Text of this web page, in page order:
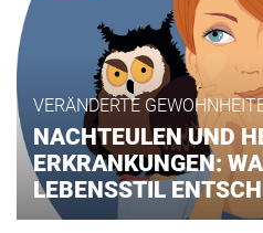
VERÄNDERTE
NACHTEULEN UND
ERKRANKUNGEN:
LEBENSSTIL